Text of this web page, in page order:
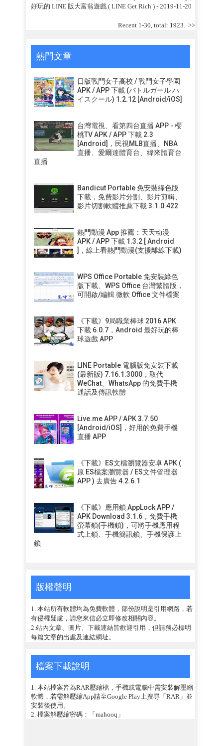
好玩的 LINE 版大富翁遊戲 ( LINE Get Rich )- 2019-11-20
Recent 1-30, total: 1923. >>
熱門文章
日版戰鬥女子高校 / 戰鬥女子學園
APK / APP 下載 (バトルガール ハ
イスクール) 1.2.12 [Android/iOS]
台灣電視、看第四台直播 APP - 櫻
桃TV APK / APP 下載 2.3
[Android]，民視MLB直播、NBA
直播、愛爾達體育台、緯來體育台
直播
Bandicut Portable 免安裝綠色版
下載，免費影片分割、影片剪輯、
影片切割軟體推薦下載 3.1.0.422
熱門動漫 App 推薦：天天动漫
APK / APP 下載 1.3.2 [ Android
]，線上看熱門動漫(支援離線下載)
WPS Office Portable 免安裝綠色
版下載、WPS Office 台灣繁體版，
可開啟/編輯 微軟 Office 文件檔案
《下載》9局職業棒球 2016 APK
下載 6.0.7，Android 最好玩的棒
球遊戲 APP
LINE Portable 電腦版免安裝下載
(最新版) 7.16.1.3000，取代
WeChat、WhatsApp 的免費手機
通話及傳訊軟體
Live.me APP / APK 3.7.50
[Android/iOS]，好用的免費手機
直播 APP
《下載》ES文檔瀏覽器安卓 APK (
原 ES檔案瀏覽器 / ES文件管理器
APP ) 去廣告 4.2.6.1
《下載》應用鎖 AppLock APP /
APK Download 3.1.6，免費手機
螢幕鎖(手機鎖)，可將手機應用程
式上鎖、手機簡訊鎖、手機保護上
鎖
版權聲明
1. 本站所有軟體均為免費軟體，部份說明是引用網路，若
有侵權疑慮，請您來信必立即修改相關內容。
2.站內文章、圖片、下載連結皆歡迎引用，但請務必標明
每篇文章的出處及連結網址。
檔案下載說明
1. 本站檔案皆為RAR壓縮檔，手機或電腦中需安裝解壓縮
軟體，若需解壓縮App請至Google Play上搜尋「RAR」並
安裝後使用。
2. 檔案解壓縮密碼：「mahooq」